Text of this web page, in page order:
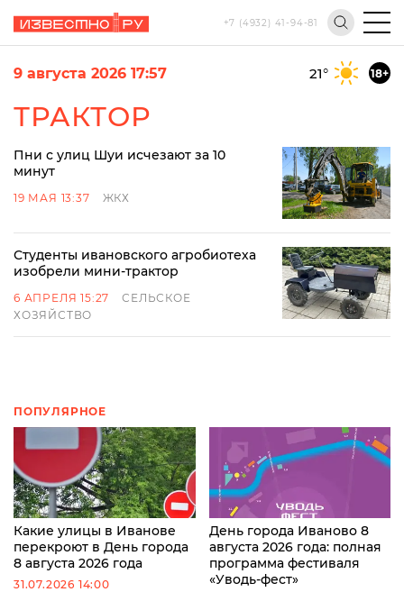
+7 (4932) 41-94-81
9 августа 2026 17:57 21° 18+
ТРАКТОР
Пни с улиц Шуи исчезают за 10
минут
19 МАЯ 13:37 ЖКХ
Студенты ивановского агробиотеха
изобрели мини-трактор
6 АПРЕЛЯ 15:27
СЕЛЬСКОЕ
ХОЗЯЙСТВО
ПОПУЛЯРНОЕ
Какие улицы в Иванове
перекроют в День города
8 августа 2026 года
31.07.2026 14:00
День города Иваново 8
августа 2026 года: полная
программа фестиваля
«Уводь-фест»